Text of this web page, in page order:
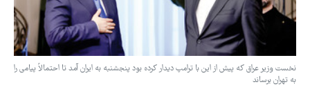
نخست وزیر عراق که پیش از این با ترامپ دیدار کرده بود پنجشنبه به ایران آمد تا احتمالاً پیامی را
به تهران برساند